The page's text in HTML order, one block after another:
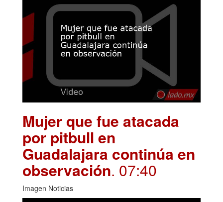
Mujer que fue atacada
por pitbull en
Guadalajara continúa en
observación. 07:40
Imagen Noticias